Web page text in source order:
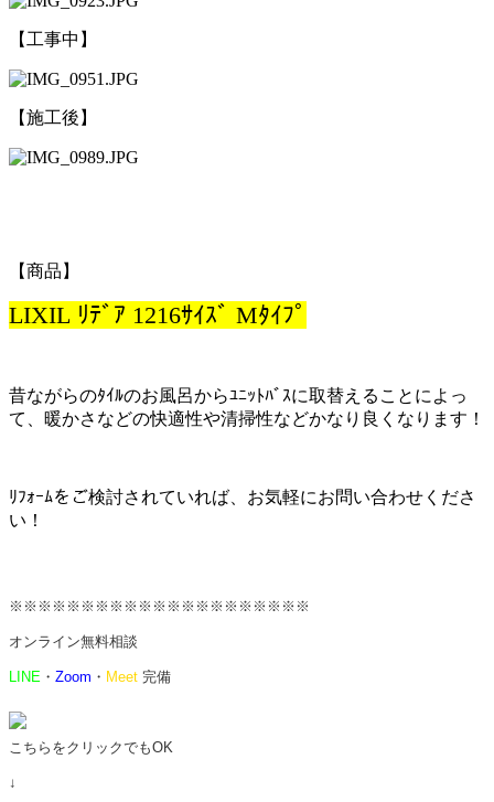
【工事中】
【施工後】
【商品】
LIXIL ﾘﾃﾞｱ 1216ｻｲｽﾞ Mﾀｲﾌﾟ
昔ながらのﾀｲﾙのお風呂からﾕﾆｯﾄﾊﾞｽに取替えることによっ
て、暖かさなどの快適性や清掃性などかなり良くなります！
ﾘﾌｫｰﾑをご検討されていれば、お気軽にお問い合わせくださ
い！
※※※※※※※※※※※※※※※※※※※※※
オンライン無料相談
LINE ・ Zoom ・ Meet 完備
こちらをクリックでもOK
↓